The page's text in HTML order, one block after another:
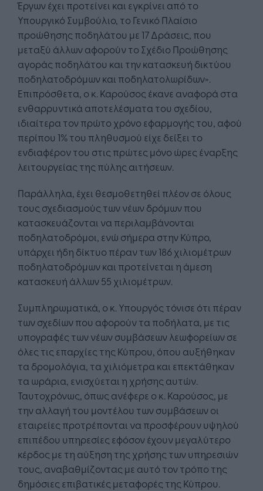
Έργων έχει προτείνει και εγκρίνει από το
Υπουργικό Συμβούλιο, το Γενικό Πλαίσιο
προώθησης ποδηλάτου με 17 Δράσεις, που
μεταξύ άλλων αφορούν το Σχέδιο Προώθησης
αγοράς ποδηλάτου και την κατασκευή δικτύου
ποδηλατοδρόμων και ποδηλατολωρίδων».
Επιπρόσθετα, ο κ. Καρούσος έκανε αναφορά στα
ενθαρρυντικά αποτελέσματα του σχεδίου,
ιδιαίτερα τον πρώτο χρόνο εφαρμογής του, αφού
περίπου 1% του πληθυσμού είχε δείξει το
ενδιαφέρoν του στις πρώτες μόνο ώρες έναρξης
λειτουργείας της πύλης αιτήσεων.
Παράλληλα, έχει θεσμοθετηθεί πλέον σε όλους
τους σχεδιασμούς των νέων δρόμων που
κατασκευάζονται να περιλαμβάνονται
ποδηλατοδρόμοι, ενώ σήμερα στην Κύπρο,
υπάρχει ήδη δίκτυο πέραν των 186 χιλιομέτρων
ποδηλατοδρόμων και προτείνεται η άμεση
κατασκευή άλλων 55 χιλιομέτρων.
Συμπληρωματικά, ο κ. Υπουργός τόνισε ότι πέραν
των σχεδίων που αφορούν τα ποδήλατα, με τις
υπογραφές των νέων συμβάσεων λεωφορείων σε
όλες τις επαρχίες της Κύπρου, όπου αυξήθηκαν
τα δρομολόγια, τα χιλιόμετρα και επεκτάθηκαν
τα ωράρια, ενισχύεται η χρήσης αυτών.
Ταυτοχρόνως, όπως ανέφερε ο κ. Καρούσος, με
την αλλαγή του μοντέλου των συμβάσεων οι
εταιρείες προτρέπονται να προσφέρουν υψηλού
επιπέδου υπηρεσίες εφόσον έχουν μεγαλύτερο
κέρδος με τη αύξηση της χρήσης των υπηρεσιών
τους, αναβαθμίζοντας με αυτό τον τρόπο της
δημόσιες επιβατικές μεταφορές της Κύπρου.